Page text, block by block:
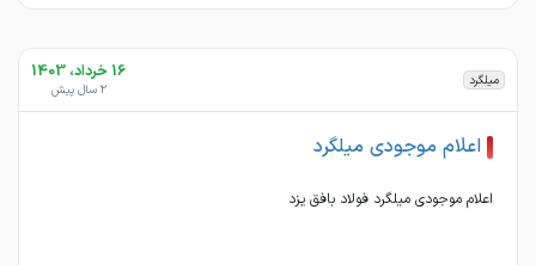
میلگرد 16 خرداد، 1403
2 سال پیش
اعلام موجودی میلگرد
اعلام موجودی میلگرد فولاد بافق یزد